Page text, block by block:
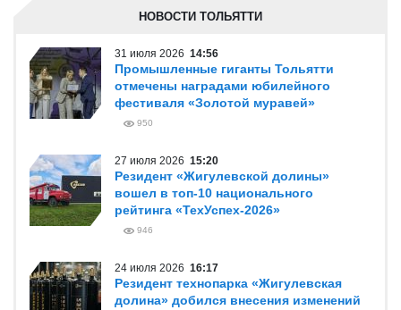
НОВОСТИ ТОЛЬЯТТИ
31 июля 2026 14:56
Промышленные гиганты Тольятти
отмечены наградами юбилейного
фестиваля «Золотой муравей»
950
27 июля 2026 15:20
Резидент «Жигулевской долины»
вошел в топ-10 национального
рейтинга «ТехУспех-2026»
946
24 июля 2026 16:17
Резидент технопарка «Жигулевская
долина» добился внесения изменений